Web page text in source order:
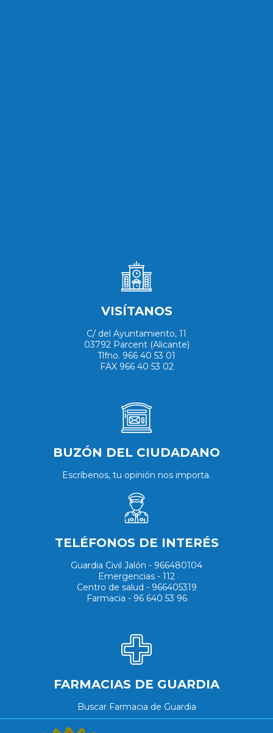
VISÍTANOS
C/ del Ayuntamiento, 11
03792 Parcent (Alicante)
Tlfno. 966 40 53 01
FAX 966 40 53 02
BUZÓN DEL CIUDADANO
Escríbenos, tu opinión nos importa.
TELÉFONOS DE INTERÉS
Guardia Civil Jalón - 966480104
Emergencias - 112
Centro de salud - 966405319
Farmacia - 96 640 53 96
FARMACIAS DE GUARDIA
Buscar Farmacia de Guardia